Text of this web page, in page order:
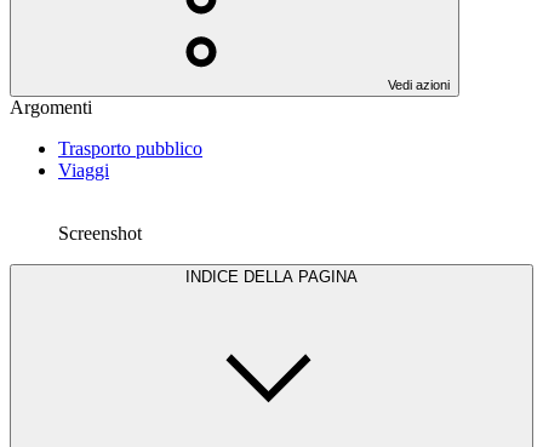
Vedi azioni
Argomenti
Trasporto pubblico
Viaggi
Screenshot
INDICE DELLA PAGINA